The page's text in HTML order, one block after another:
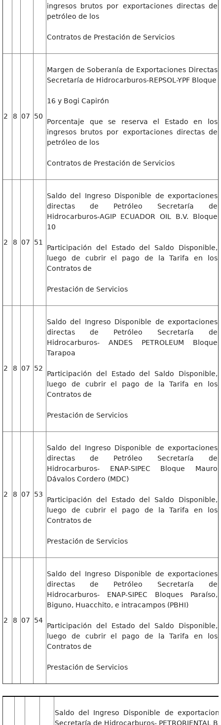
ingresos brutos por exportaciones directas de
petróleo de los
Contratos de Prestación de Servicios
2 8 07 50
Margen de Soberanía de Exportaciones Directas
Secretaría de Hidrocarburos-REPSOL-YPF Bloque
16 y Bogi Capirón
Porcentaje que se reserva el Estado en los
ingresos brutos por exportaciones directas de
petróleo de los
Contratos de Prestación de Servicios
2 8 07 51
Saldo del Ingreso Disponible de exportaciones
directas de Petróleo Secretaría de
Hidrocarburos-AGIP ECUADOR OIL B.V. Bloque
10
Participación del Estado del Saldo Disponible,
luego de cubrir el pago de la Tarifa en los
Contratos de
Prestación de Servicios
2 8 07 52
Saldo del Ingreso Disponible de exportaciones
directas de Petróleo Secretaría de
Hidrocarburos- ANDES PETROLEUM Bloque
Tarapoa
Participación del Estado del Saldo Disponible,
luego de cubrir el pago de la Tarifa en los
Contratos de
Prestación de Servicios
2 8 07 53
Saldo del Ingreso Disponible de exportaciones
directas de Petróleo Secretaría de
Hidrocarburos- ENAP-SIPEC Bloque Mauro
Dávalos Cordero (MDC)
Participación del Estado del Saldo Disponible,
luego de cubrir el pago de la Tarifa en los
Contratos de
Prestación de Servicios
2 8 07 54
Saldo del Ingreso Disponible de exportaciones
directas de Petróleo Secretaría de
Hidrocarburos- ENAP-SIPEC Bloques Paraíso,
Biguno, Huacchito, e intracampos (PBHI)
Participación del Estado del Saldo Disponible,
luego de cubrir el pago de la Tarifa en los
Contratos de
Prestación de Servicios
Saldo del Ingreso Disponible de
Secretaría de Hidrocarburos- PETRORIENTAL